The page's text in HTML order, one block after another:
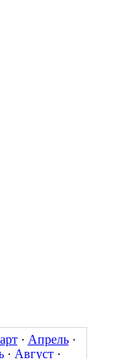
· Апрель·
· Август ·